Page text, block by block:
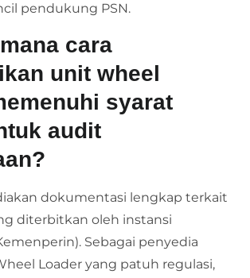
pendukung PSN.
cara
unit wheel
syarat
audit
dokumentasi lengkap terkait
diterbitkan oleh instansi
Sebagai penyedia
Loader yang patuh regulasi,